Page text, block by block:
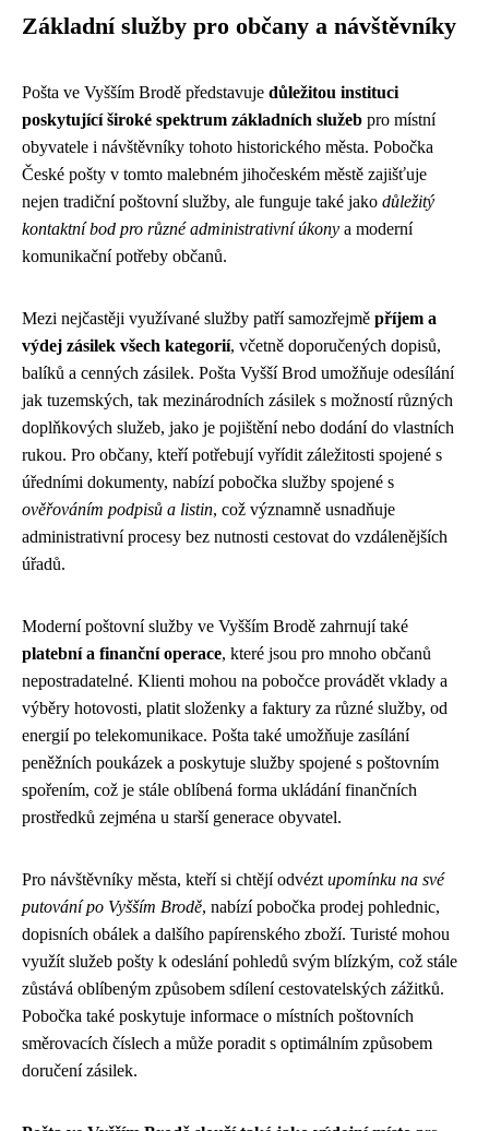
Základní služby pro občany a návštěvníky
Pošta ve Vyšším Brodě představuje důležitou instituci
poskytující široké spektrum základních služeb pro místní
obyvatele i návštěvníky tohoto historického města. Pobočka
České pošty v tomto malebném jihočeském městě zajišťuje
nejen tradiční poštovní služby, ale funguje také jako důležitý
kontaktní bod pro různé administrativní úkony a moderní
komunikační potřeby občanů.
Mezi nejčastěji využívané služby patří samozřejmě příjem a
výdej zásilek všech kategorií, včetně doporučených dopisů,
balíků a cenných zásilek. Pošta Vyšší Brod umožňuje odesílání
jak tuzemských, tak mezinárodních zásilek s možností různých
doplňkových služeb, jako je pojištění nebo dodání do vlastních
rukou. Pro občany, kteří potřebují vyřídit záležitosti spojené s
úředními dokumenty, nabízí pobočka služby spojené s
ověřováním podpisů a listin, což významně usnadňuje
administrativní procesy bez nutnosti cestovat do vzdálenějších
úřadů.
Moderní poštovní služby ve Vyšším Brodě zahrnují také
platební a finanční operace, které jsou pro mnoho občanů
nepostradatelné. Klienti mohou na pobočce provádět vklady a
výběry hotovosti, platit složenky a faktury za různé služby, od
energií po telekomunikace. Pošta také umožňuje zasílání
peněžních poukázek a poskytuje služby spojené s poštovním
spořením, což je stále oblíbená forma ukládání finančních
prostředků zejména u starší generace obyvatel.
Pro návštěvníky města, kteří si chtějí odvézt upomínku na své
putování po Vyšším Brodě, nabízí pobočka prodej pohlednic,
dopisních obálek a dalšího papírenského zboží. Turisté mohou
využít služeb pošty k odeslání pohledů svým blízkým, což stále
zůstává oblíbeným způsobem sdílení cestovatelských zážitků.
Pobočka také poskytuje informace o místních poštovních
směrovacích číslech a může poradit s optimálním způsobem
doručení zásilek.